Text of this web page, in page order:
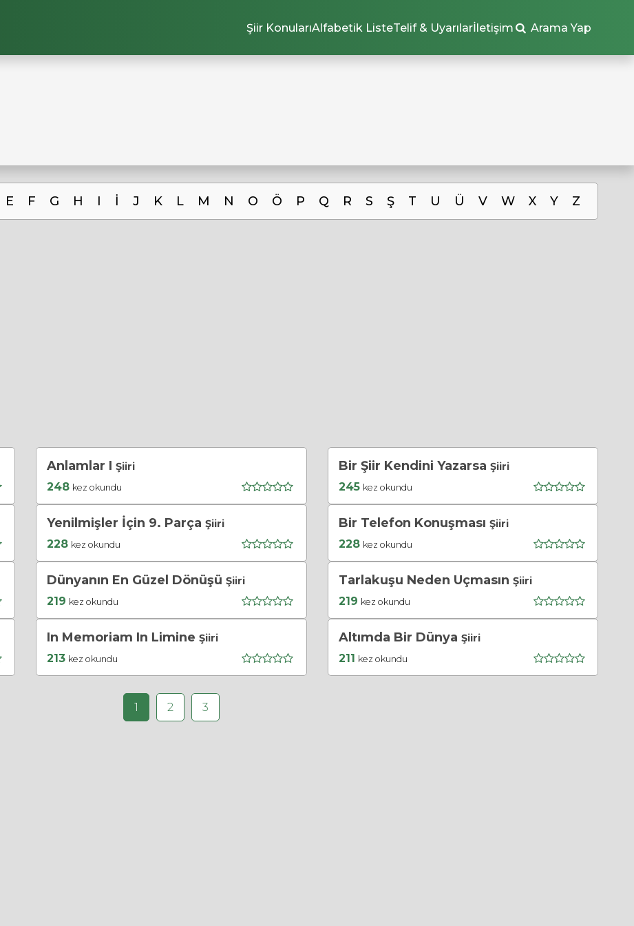
Şiir KonularıAlfabetik ListeTelif & Uyarılarİletişim Arama Yap
E F G H I İ J K L M N O Ö P Q R S Ş T U Ü V W X Y Z
Anlamlar IŞiiri
248 kez okundu
Bir Şiir Kendini Yazarsa Şiiri
245 kez okundu
Yenilmişler İçin 9. ParçaŞiiri
228 kez okundu
Bir Telefon Konuşması Şiiri
228 kez okundu
Dünyanın En Güzel DönüşüŞiiri
219 kez okundu
Tarlakuşu Neden Uçmasın Şiiri
219 kez okundu
In Memoriam In LimineŞiiri
213 kez okundu
Altımda Bir Dünya Şiiri
211 kez okundu
1 2 3